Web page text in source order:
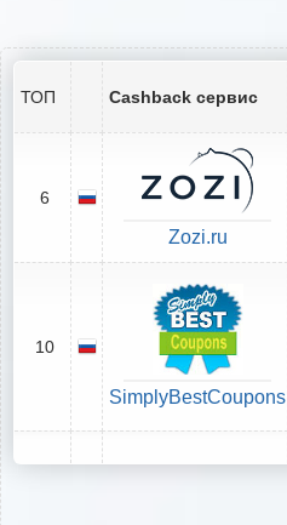
ТОП Cashback сервис
6
Zozi.ru
10
SimplyBestCoupons